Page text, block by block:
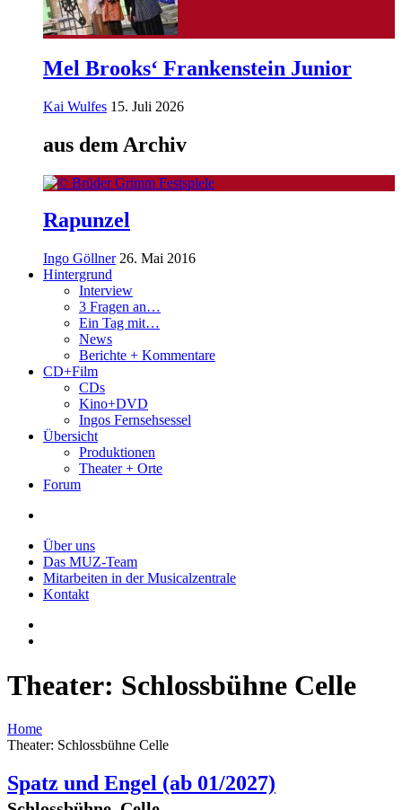
Mel Brooks‘ Frankenstein Junior
Kai Wulfes 15. Juli 2026
aus dem Archiv
Rapunzel
Ingo Göllner 26. Mai 2016
Hintergrund
Interview
3 Fragen an…
Ein Tag mit…
News
Berichte + Kommentare
CD+Film
CDs
Kino+DVD
Ingos Fernsehsessel
Übersicht
Produktionen
Theater + Orte
Forum
Über uns
Das MUZ-Team
Mitarbeiten in der Musicalzentrale
Kontakt
Theater: Schlossbühne Celle
Home
Theater: Schlossbühne Celle
Spatz und Engel (ab 01/2027)